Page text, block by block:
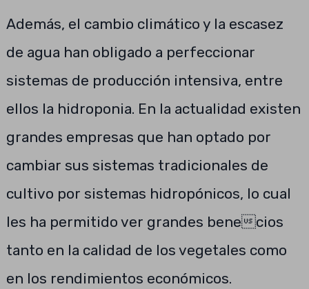
Además, el cambio climático y la escasez
de agua han obligado a perfeccionar
sistemas de producción intensiva, entre
ellos la hidroponia. En la actualidad existen
grandes empresas que han optado por
cambiar sus sistemas tradicionales de
cultivo por sistemas hidropónicos, lo cual
les ha permitido ver grandes benecios
tanto en la calidad de los vegetales como
en los rendimientos económicos.